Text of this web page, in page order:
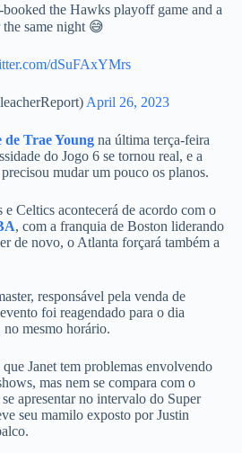
the Hawks playoff game and a
the same night 😅
dSuFAxYMrs
April 26, 2023
Trae Young na última terça-feira
do Jogo 6 se tornou real, e a
mudar um pouco os planos.
Celtics acontecerá de acordo com o
, com a franquia de Boston liderando
de novo, o Atlanta forçará também a
responsável pela venda de
foi reagendado para o dia
mesmo horário.
Janet tem problemas envolvendo
mas nem se compara com o
apresentar no intervalo do Super
seu mamilo exposto por Justin